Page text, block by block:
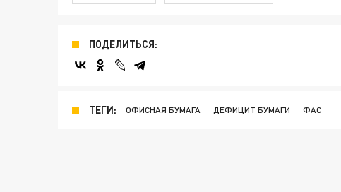
ПОДЕЛИТЬСЯ:
ТЕГИ: ОФИСНАЯ БУМАГА ДЕФИЦИТ БУМАГИ ФАС